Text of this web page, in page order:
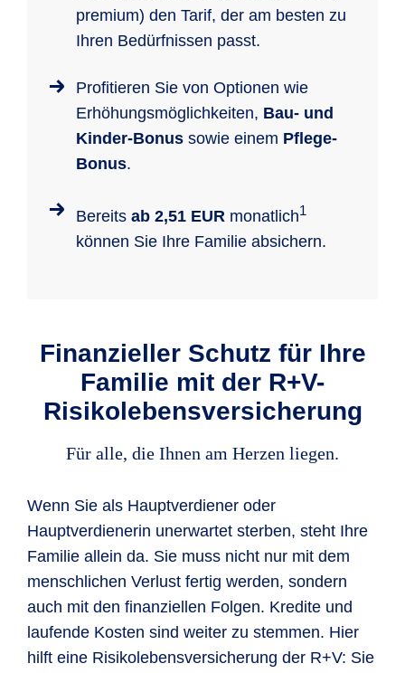
premium) den Tarif, der am besten zu
Ihren Bedürfnissen passt.
Profitieren Sie von Optionen wie
Erhöhungsmöglichkeiten, Bau- und
Kinder-Bonus sowie einem Pflege-
Bonus.
Bereits ab 2,51 EUR monatlich1
können Sie Ihre Familie absichern.
Finanzieller Schutz für Ihre
Familie mit der R+V-
Risikolebensversicherung
Für alle, die Ihnen am Herzen liegen.
Wenn Sie als Hauptverdiener oder
Hauptverdienerin unerwartet sterben, steht Ihre
Familie allein da. Sie muss nicht nur mit dem
menschlichen Verlust fertig werden, sondern
auch mit den finanziellen Folgen. Kredite und
laufende Kosten sind weiter zu stemmen. Hier
hilft eine Risikolebensversicherung der R+V: Sie